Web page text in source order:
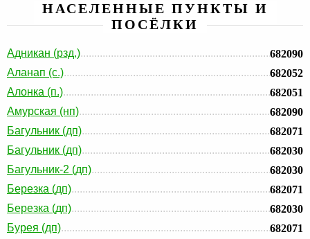
НАСЕЛЕННЫЕ ПУНКТЫ И
ПОСЁЛКИ
Адникан (рзд.)
682090
Аланап (с.)
682052
Алонка (п.)
682051
Амурская (нп)
682090
Багульник (дп)
682071
Багульник (дп)
682030
Багульник-2 (дп)
682030
Березка (дп)
682071
Березка (дп)
682030
Бурея (дп)
682071